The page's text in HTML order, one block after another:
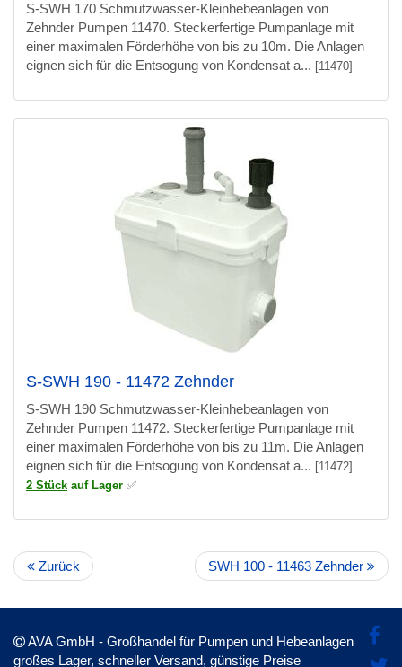
S-SWH 170 Schmutzwasser-Kleinhebeanlagen von
Zehnder Pumpen 11470. Steckerfertige Pumpanlage mit
einer maximalen Förderhöhe von bis zu 10m. Die Anlagen
eignen sich für die Entsogung von Kondensat a... [11470]
S-SWH 190 - 11472 Zehnder
S-SWH 190 Schmutzwasser-Kleinhebeanlagen von
Zehnder Pumpen 11472. Steckerfertige Pumpanlage mit
einer maximalen Förderhöhe von bis zu 11m. Die Anlagen
eignen sich für die Entsogung von Kondensat a... [11472]
2 Stück auf Lager ✅
Zurück SWH 100 - 11463 Zehnder
AVA GmbH - Großhandel für Pumpen und Hebeanlagen
großes Lager, schneller Versand, günstige Preise